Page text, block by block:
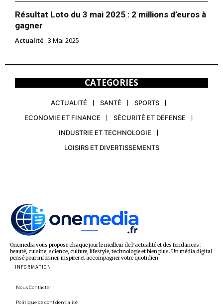
Résultat Loto du 3 mai 2025 : 2 millions d’euros à
gagner
Actualité 3 Mai 2025
CATEGORIES
ACTUALITÉ SANTÉ
SPORTS
ECONOMIE ET FINANCE
SÉCURITÉ ET DÉFENSE
INDUSTRIE ET TECHNOLOGIE
LOISIRS ET DIVERTISSEMENTS
Onemedia vous propose chaque jour le meilleur de l’actualité et des tendances :
beauté, cuisine, science, culture, lifestyle, technologie et bien plus. Un média digital
pensé pour informer, inspirer et accompagner votre quotidien.
INFORMATION
Nous Contacter
Politique de confidentialité